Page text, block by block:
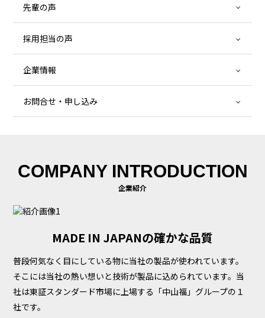
先輩の声
採用担当の声
企業情報
お問合せ・申し込み
COMPANY INTRODUCTION
企業紹介
MADE IN JAPANの確かな品質
普段何気なく目にしている物に当社の製品が使われています。
そこには当社の熱い想いと技術が製品に込められています。当
社は東証スタンダード市場に上場する「中山福」グループの１
社です。